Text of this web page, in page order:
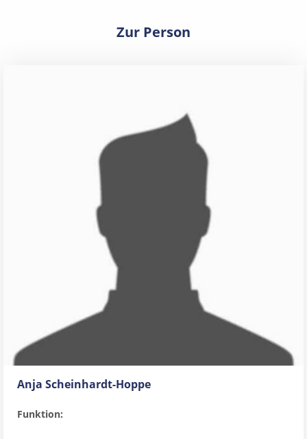
Zur Person
Anja Scheinhardt-Hoppe
Funktion: